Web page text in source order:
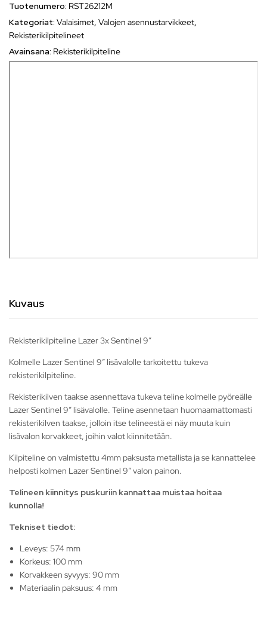
Tuotenumero: RST26212M
Kategoriat: Valaisimet, Valojen asennustarvikkeet,
Rekisterikilpitelineet
Avainsana: Rekisterikilpiteline
Kuvaus
Rekisterikilpiteline Lazer 3x Sentinel 9″
Kolmelle Lazer Sentinel 9″ lisävalolle tarkoitettu tukeva
rekisterikilpiteline.
Rekisterikilven taakse asennettava tukeva teline kolmelle pyöreälle
Lazer Sentinel 9″ lisävalolle. Teline asennetaan huomaamattomasti
rekisterikilven taakse, jolloin itse telineestä ei näy muuta kuin
lisävalon korvakkeet, joihin valot kiinnitetään.
Kilpiteline on valmistettu 4mm paksusta metallista ja se kannattelee
helposti kolmen Lazer Sentinel 9″ valon painon.
Telineen kiinnitys puskuriin kannattaa muistaa hoitaa
kunnolla!
Tekniset tiedot:
Leveys: 574 mm
Korkeus: 100 mm
Korvakkeen syvyys: 90 mm
Materiaalin paksuus: 4 mm